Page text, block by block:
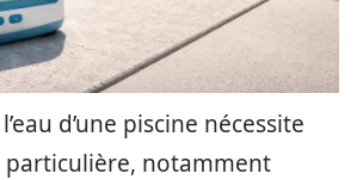
d’une piscine nécessite
notamment